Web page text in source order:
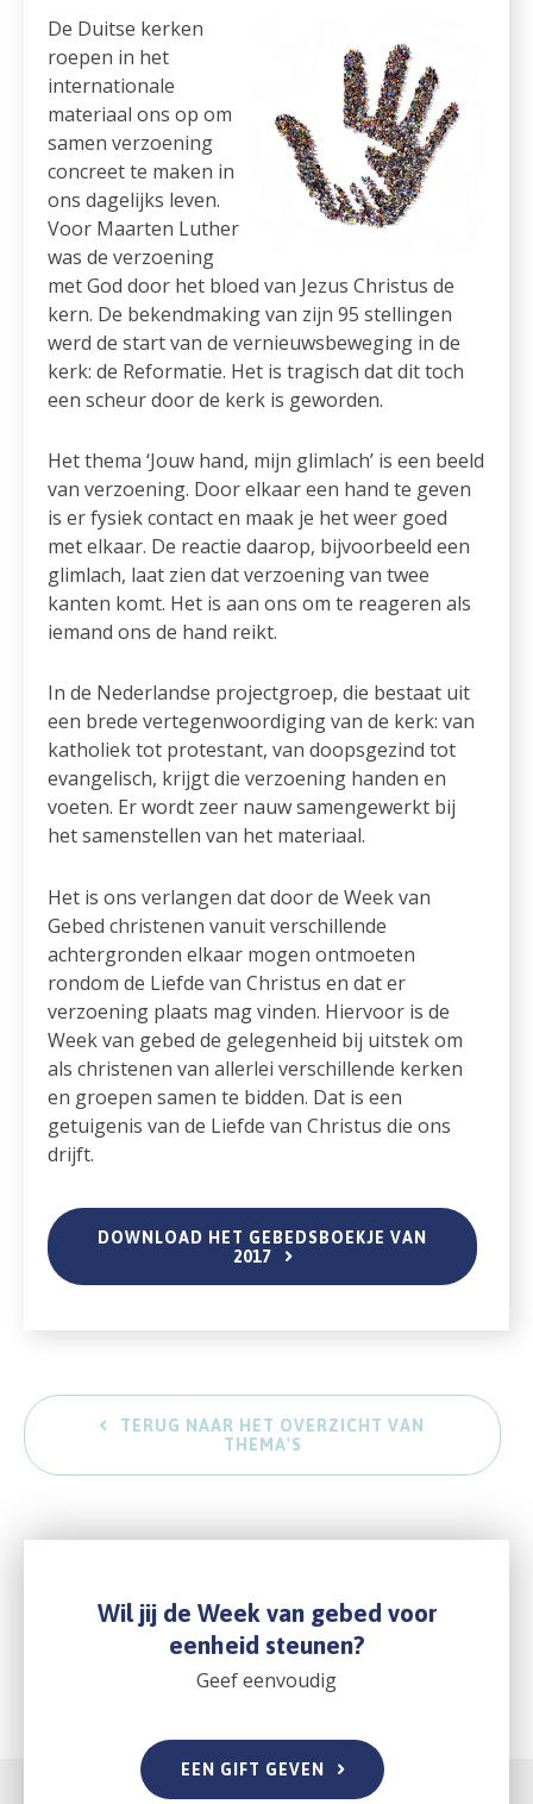
De Duitse kerken
roepen in het
internationale
materiaal ons op om
samen verzoening
concreet te maken in
ons dagelijks leven.
Voor Maarten Luther
was de verzoening
met God door het bloed van Jezus Christus de
kern. De bekendmaking van zijn 95 stellingen
werd de start van de vernieuwsbeweging in de
kerk: de Reformatie. Het is tragisch dat dit toch
een scheur door de kerk is geworden.
Het thema ‘Jouw hand, mijn glimlach’ is een beeld
van verzoening. Door elkaar een hand te geven
is er fysiek contact en maak je het weer goed
met elkaar. De reactie daarop, bijvoorbeeld een
glimlach, laat zien dat verzoening van twee
kanten komt. Het is aan ons om te reageren als
iemand ons de hand reikt.
In de Nederlandse projectgroep, die bestaat uit
een brede vertegenwoordiging van de kerk: van
katholiek tot protestant, van doopsgezind tot
evangelisch, krijgt die verzoening handen en
voeten. Er wordt zeer nauw samengewerkt bij
het samenstellen van het materiaal.
Het is ons verlangen dat door de Week van
Gebed christenen vanuit verschillende
achtergronden elkaar mogen ontmoeten
rondom de Liefde van Christus en dat er
verzoening plaats mag vinden. Hiervoor is de
Week van gebed de gelegenheid bij uitstek om
als christenen van allerlei verschillende kerken
en groepen samen te bidden. Dat is een
getuigenis van de Liefde van Christus die ons
drijft.
DOWNLOAD HET GEBEDSBOEKJE VAN
2017
TERUG NAAR HET OVERZICHT VAN
THEMA'S
Wil jij de Week van gebed voor
eenheid steunen?
Geef eenvoudig
EEN GIFT GEVEN